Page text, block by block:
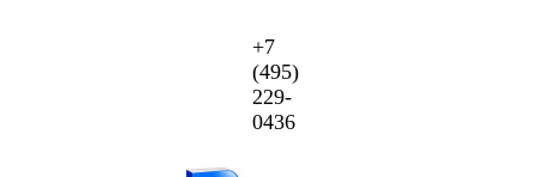
+7
(495)
229-
0436